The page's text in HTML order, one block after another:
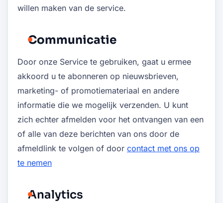
willen maken van de service.
Communicatie
Door onze Service te gebruiken, gaat u ermee
akkoord u te abonneren op nieuwsbrieven,
marketing- of promotiemateriaal en andere
informatie die we mogelijk verzenden. U kunt
zich echter afmelden voor het ontvangen van een
of alle van deze berichten van ons door de
afmeldlink te volgen of door contact met ons op
te nemen
Analytics